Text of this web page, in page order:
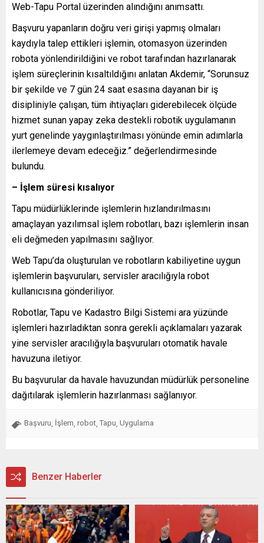
Web-Tapu Portal üzerinden alındığını anımsattı.
Başvuru yapanların doğru veri girişi yapmış olmaları
kaydıyla talep ettikleri işlemin, otomasyon üzerinden
robota yönlendirildiğini ve robot tarafından hazırlanarak
işlem süreçlerinin kısaltıldığını anlatan Akdemir, “Sorunsuz
bir şekilde ve 7 gün 24 saat esasına dayanan bir iş
disipliniyle çalışan, tüm ihtiyaçları giderebilecek ölçüde
hizmet sunan yapay zeka destekli robotik uygulamanın
yurt genelinde yaygınlaştırılması yönünde emin adımlarla
ilerlemeye devam edeceğiz.” değerlendirmesinde
bulundu.
– İşlem süresi kısalıyor
Tapu müdürlüklerinde işlemlerin hızlandırılmasını
amaçlayan yazılımsal işlem robotları, bazı işlemlerin insan
eli değmeden yapılmasını sağlıyor.
Web Tapu’da oluşturulan ve robotların kabiliyetine uygun
işlemlerin başvuruları, servisler aracılığıyla robot
kullanıcısına gönderiliyor.
Robotlar, Tapu ve Kadastro Bilgi Sistemi ara yüzünde
işlemleri hazırladıktan sonra gerekli açıklamaları yazarak
yine servisler aracılığıyla başvuruları otomatik havale
havuzuna iletiyor.
Bu başvurular da havale havuzundan müdürlük personeline
dağıtılarak işlemlerin hazırlanması sağlanıyor.
Başvuru İşlem robot Tapu Uygulama
Benzer Haberler